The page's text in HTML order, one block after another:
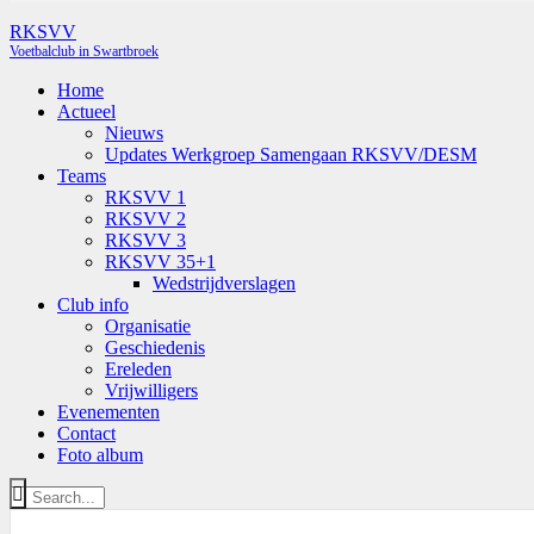
RKSVV
Voetbalclub in Swartbroek
Home
Actueel
Nieuws
Updates Werkgroep Samengaan RKSVV/DESM
Teams
RKSVV 1
RKSVV 2
RKSVV 3
RKSVV 35+1
Wedstrijdverslagen
Club info
Organisatie
Geschiedenis
Ereleden
Vrijwilligers
Evenementen
Contact
Foto album